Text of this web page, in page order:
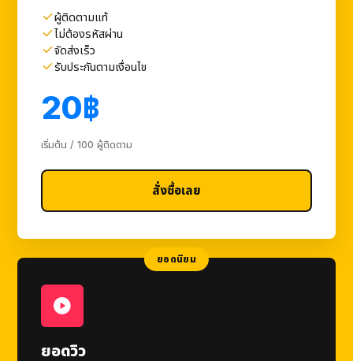
ผู้ติดตามแท้
ไม่ต้องรหัสผ่าน
จัดส่งเร็ว
รับประกันตามเงื่อนไข
20฿
เริ่มต้น / 100 ผู้ติดตาม
สั่งซื้อเลย
ยอดนิยม
ยอดวิว